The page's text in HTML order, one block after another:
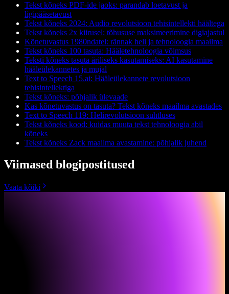
Tekst kõneks PDF-ide jaoks: parandab loetavust ja
ligipääsetavust
Tekst kõneks 2024: Audio revolutsioon tehisintellekti häältega
Tekst kõneks 2x kiirusel: tõhususe maksimeerimine digiajastul
Kõnetuvastus 1980ndatel: rännak heli ja tehnoloogia maailma
Tekst kõneks 100 tasuta: Hääletehnoloogia võimsus
Teksti kõneks tasuta äriliseks kasutamiseks: AI kasutamine
hääleülekannetes ja mujal
Text to Speech 15.ai: Hääleülekannete revolutsioon
tehisintellektiga
Tekst kõneks: põhjalik ülevaade
Kas kõnetuvastus on tasuta? Tekst kõneks maailma avastades
Text to Speech 119: Helirevolutsioon suhtluses
Tekst kõneks kood: kuidas muuta tekst tehnoloogia abil
kõneks
Tekst kõneks Zack maailma avastamine: põhjalik juhend
Viimased blogipostitused
Vaata kõiki